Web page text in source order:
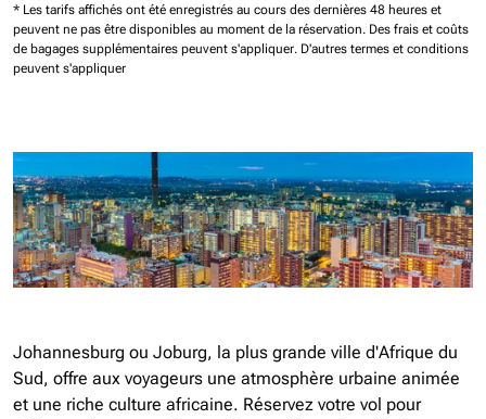
* Les tarifs affichés ont été enregistrés au cours des dernières 48 heures et
peuvent ne pas être disponibles au moment de la réservation. Des frais et coûts
de bagages supplémentaires peuvent s'appliquer. D'autres termes et conditions
peuvent s'appliquer
Johannesburg ou Joburg, la plus grande ville d'Afrique du
Sud, offre aux voyageurs une atmosphère urbaine animée
et une riche culture africaine. Réservez votre vol pour